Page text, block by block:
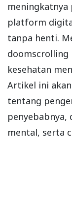
meningkatnya
platform
tanpa henti.
doomscrolling
kesehatan
Artikel ini
tentang
penyebabnya,
mental, serta